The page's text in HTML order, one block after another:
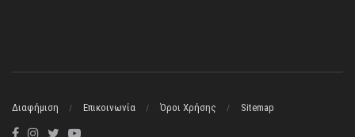
Διαφήμιση Επικοινωνία Όροι Χρήσης Sitemap